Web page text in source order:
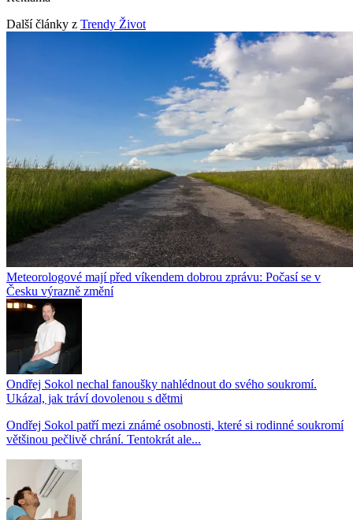
Další články z Trendy Život
Meteorologové mají před víkendem dobrou zprávu: Počasí se v
Česku výrazně změní
Ondřej Sokol nechal fanoušky nahlédnout do svého soukromí.
Ukázal, jak tráví dovolenou s dětmi
Ondřej Sokol patří mezi známé osobnosti, které si rodinné soukromí
většinou pečlivě chrání. Tentokrát ale...